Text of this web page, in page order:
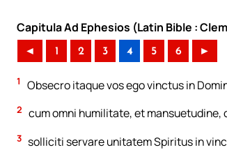
Capitula Ad Ephesios (Latin Bible :
◄ 1 2 3 4 5 6 ►
1 Obsecro itaque vos ego vinctus in
2 cum omni humilitate, et
3 solliciti servare unitatem Spiritus in